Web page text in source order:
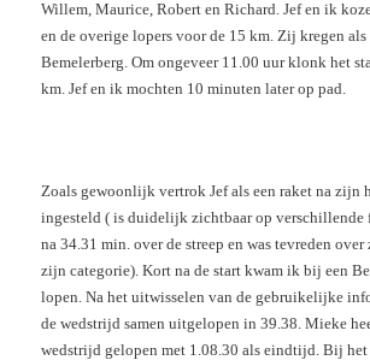
Willem, Maurice, Robert en Richard. Jef en ik
en de overige lopers voor de 15 km. Zij kregen
Bemelerberg. Om ongeveer 11.00 uur klonk het
km. Jef en ik mochten 10 minuten later op pad.
Zoals gewoonlijk vertrok Jef als een raket na zijn
ingesteld ( is duidelijk zichtbaar op verschillende
na 34.31 min. over de streep en was tevreden
zijn categorie). Kort na de start kwam ik bij een
lopen. Na het uitwisselen van de gebruikelijke
de wedstrijd samen uitgelopen in 39.38. Mieke
wedstrijd gelopen met 1.08.30 als eindtijd. Bij het